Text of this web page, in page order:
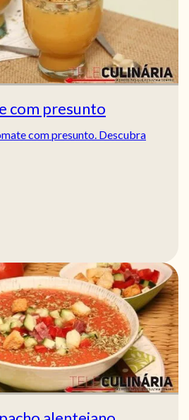
com presunto
com presunto. Descubra